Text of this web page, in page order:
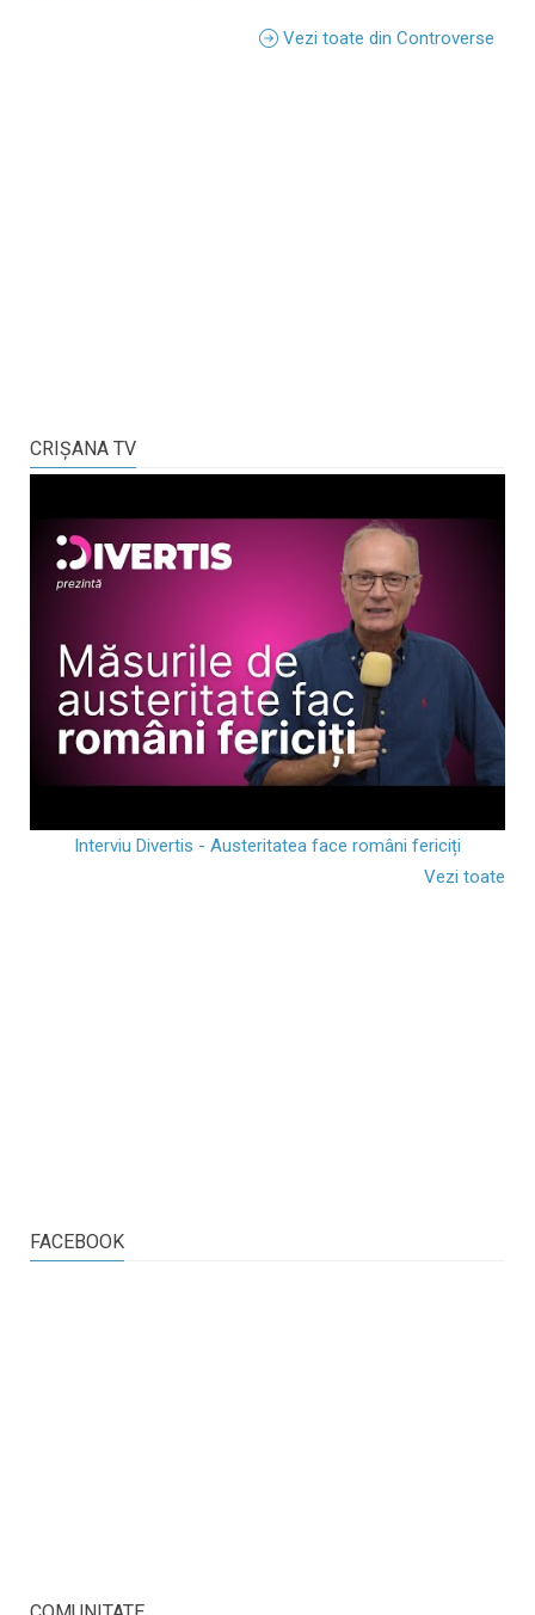
Vezi toate din Controverse
CRIŞANA TV
Interviu Divertis - Austeritatea face români fericiți
Vezi toate
FACEBOOK